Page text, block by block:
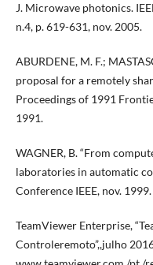
J. Microwave photonics.
n.4, p. 619-631, nov. 2005.
ABURDENE, M. F.;
proposal for a remotely
Proceedings of 1991
1991.
WAGNER, B. “From
laboratories in automatic
Conference IEEE, nov. 1999.
TeamViewer Enterprise,
Controleremoto”,,julho